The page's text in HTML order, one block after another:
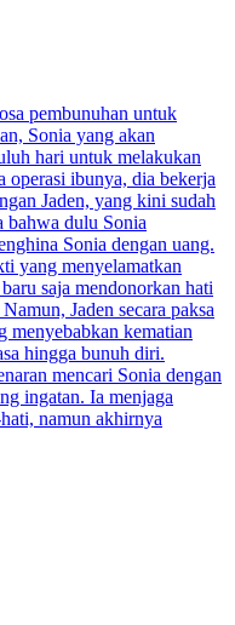
pembunuhan untuk
Sonia yang akan
hari untuk melakukan
operasi ibunya, dia bekerja
Jaden, yang kini sudah
bahwa dulu Sonia
Sonia dengan uang.
yang menyelamatkan
saja mendonorkan hati
Jaden secara paksa
menyebabkan kematian
hingga bunuh diri.
mencari Sonia dengan
ingatan. Ia menjaga
namun akhirnya